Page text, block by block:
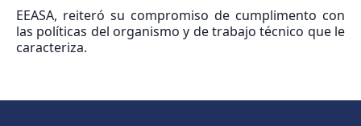
EEASA, reiteró su compromiso de cumplimento con
las políticas del organismo y de trabajo técnico que le
caracteriza.